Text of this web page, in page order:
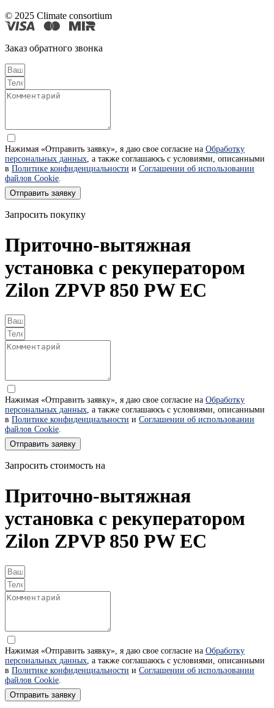
© 2025 Climate consortium
Заказ обратного звонка
Нажимая «Отправить заявку», я даю свое согласие на Обработку
персональных данных, а также соглашаюсь с условиями, описанными
в Политике конфиденциальности и Соглашении об использовании
файлов Cookie.
Отправить заявку
Запросить покупку
Приточно-вытяжная
установка с рекуператором
Zilon ZPVP 850 PW EC
Нажимая «Отправить заявку», я даю свое согласие на Обработку
персональных данных, а также соглашаюсь с условиями, описанными
в Политике конфиденциальности и Соглашении об использовании
файлов Cookie.
Отправить заявку
Запросить стоимость на
Приточно-вытяжная
установка с рекуператором
Zilon ZPVP 850 PW EC
Нажимая «Отправить заявку», я даю свое согласие на Обработку
персональных данных , а также соглашаюсь с условиями, описанными
в Политике конфиденциальности и Соглашении об использовании
файлов Cookie
Отправить заявку